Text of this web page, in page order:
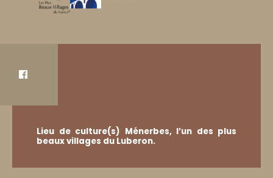
Lieu de culture(s) Ménerbes, l’un des plus
beaux villages du Luberon.